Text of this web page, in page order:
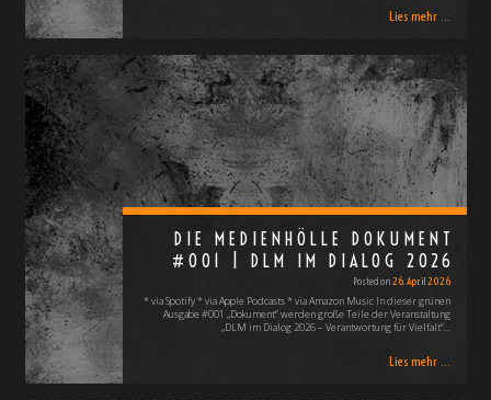
Lies mehr ...
DIE MEDIENHÖLLE DOKUMENT
#001 | DLM IM DIALOG 2026
Posted on26. April 2026
* via Spotify * via Apple Podcasts * via Amazon Music In dieser grünen
Ausgabe #001 „Dokument“ werden große Teile der Veranstaltung
„DLM im Dialog 2026 – Verantwortung für Vielfalt“…
Lies mehr ...